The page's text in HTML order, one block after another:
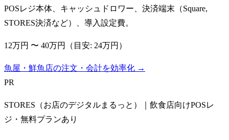
POSレジ本体、キャッシュドロワー、決済端末（Square,
STORES決済など）、導入設定費。
12万円 〜 40万円 （目安: 24万円 ）
魚屋・鮮魚店の注文・会計を効率化 →
PR
STORES（お店のデジタルまるっと）｜飲食店向けPOSレ
ジ・無料プランあり